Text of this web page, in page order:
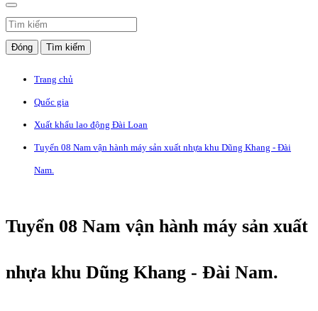
Đóng Tìm kiếm
Trang chủ
Quốc gia
Xuất khẩu lao động Đài Loan
Tuyển 08 Nam vận hành máy sản xuất nhựa khu Dũng Khang - Đài
Nam.
Tuyển 08 Nam vận hành máy sản xuất
nhựa khu Dũng Khang - Đài Nam.